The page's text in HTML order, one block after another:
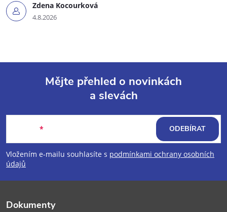
Zdena Kocourková
4.8.2026
p
a
Mějte přehled o novinkách
a slevách
Vložením e-mailu souhlasíte s podmínkami ochrany osobních
údajů
ODEBÍRAT
Dokumenty